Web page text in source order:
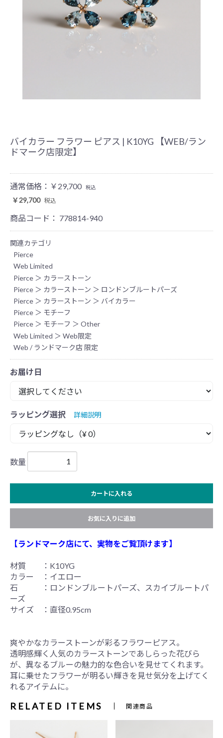
バイカラー フラワー ピアス | K10YG 【WEB/ラン
ドマーク店限定】
通常価格： ￥29,700 税込
￥29,700 税込
商品コード： 778814-940
関連カテゴリ
Pierce
Web Limited
Pierce ＞ カラーストーン
Pierce ＞ カラーストーン ＞ ロンドンブルートパーズ
Pierce ＞ カラーストーン ＞ バイカラー
Pierce ＞ モチーフ
Pierce ＞ モチーフ ＞ Other
Web Limited ＞ Web限定
Web / ランドマーク店 限定
お届け日
ラッピング選択 詳細説明
数量
カートに入れる
お気に入りに追加
【ランドマーク店にて、実物をご覧頂けます】
材質 ：K10YG
カラー ：イエロー
石 ：ロンドンブルートパーズ、スカイブルートパ
ーズ
サイズ ：直径0.95cm
爽やかなカラーストーンが彩るフラワーピアス。
透明感輝く人気のカラーストーンであしらった花びら
が、異なるブルーの魅力的な色合いを見せてくれます。
耳に乗せたフラワーが明るい輝きを見せ気分を上げてく
れるアイテムに。
RELATED ITEMS 関連商品